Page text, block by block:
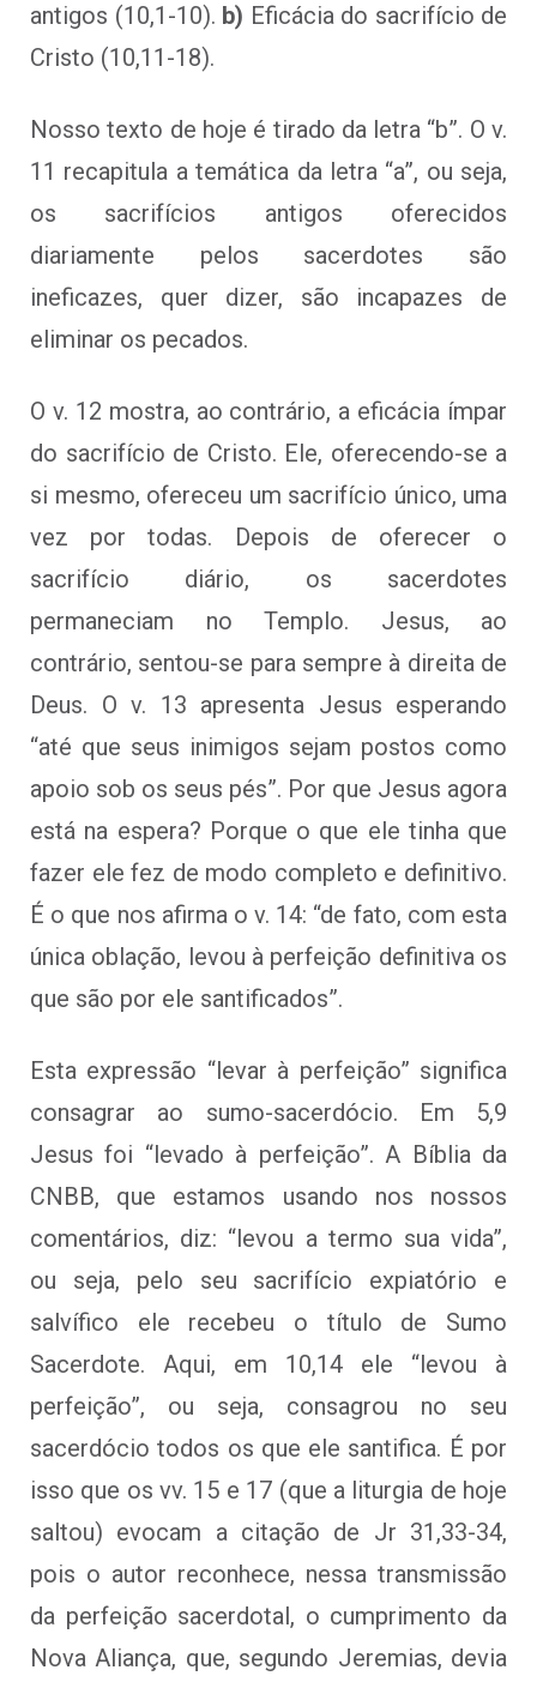
antigos (10,1-10). b) Eficácia do sacrifício de
Cristo (10,11-18).
Nosso texto de hoje é tirado da letra “b”. O v.
11 recapitula a temática da letra “a”, ou seja,
os sacrifícios antigos oferecidos
diariamente pelos sacerdotes são
ineficazes, quer dizer, são incapazes de
eliminar os pecados.
O v. 12 mostra, ao contrário, a eficácia ímpar
do sacrifício de Cristo. Ele, oferecendo-se a
si mesmo, ofereceu um sacrifício único, uma
vez por todas. Depois de oferecer o
sacrifício diário, os sacerdotes
permaneciam no Templo. Jesus, ao
contrário, sentou-se para sempre à direita de
Deus. O v. 13 apresenta Jesus esperando
“até que seus inimigos sejam postos como
apoio sob os seus pés”. Por que Jesus agora
está na espera? Porque o que ele tinha que
fazer ele fez de modo completo e definitivo.
É o que nos afirma o v. 14: “de fato, com esta
única oblação, levou à perfeição definitiva os
que são por ele santificados”.
Esta expressão “levar à perfeição” significa
consagrar ao sumo-sacerdócio. Em 5,9
Jesus foi “levado à perfeição”. A Bíblia da
CNBB, que estamos usando nos nossos
comentários, diz: “levou a termo sua vida”,
ou seja, pelo seu sacrifício expiatório e
salvífico ele recebeu o título de Sumo
Sacerdote. Aqui, em 10,14 ele “levou à
perfeição”, ou seja, consagrou no seu
sacerdócio todos os que ele santifica. É por
isso que os vv. 15 e 17 (que a liturgia de hoje
saltou) evocam a citação de Jr 31,33-34,
pois o autor reconhece, nessa transmissão
da perfeição sacerdotal, o cumprimento da
Nova Aliança, que, segundo Jeremias, devia